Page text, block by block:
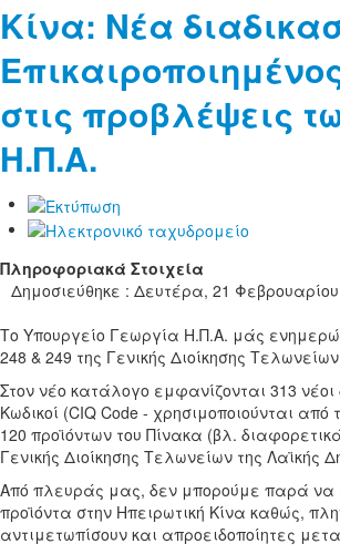
Κίνα: Νέα
στις προβλέψεις
Η.Π.Α.
Πληροφοριακά Στοιχεία
Δημοσιεύθηκε : Δευτέρα, 21 Φεβρουαρίου
Το Υπουργείο Γεωργία Η.Π.Α. μάς
248 & 249 της Γενικής Διοίκησης
Στον νέο κατάλογο εμφανίζονται 313
Κωδικοί (CIQ Code - χρησιμοποιούνται
120 προϊόντων του Πίνακα (βλ.
Γενικής Διοίκησης Τελωνείων της Λαϊκής
Από πλευράς μας, δεν μπορούμε παρά να
προϊόντα στην Ηπειρωτική Κίνα καθώς,
αντιμετωπίσουν και απροειδοποίητες